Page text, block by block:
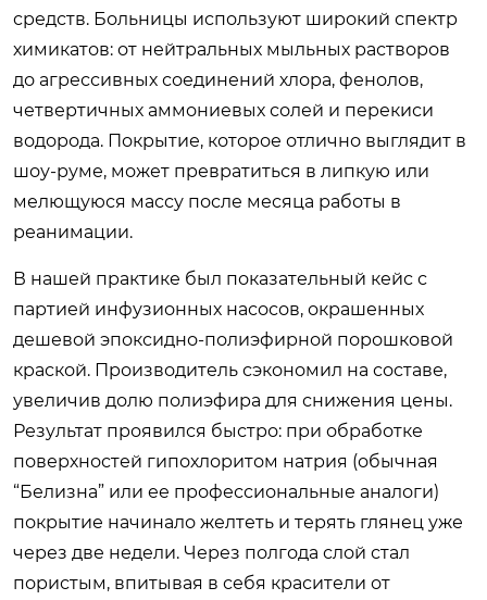
средств. Больницы используют широкий спектр
химикатов: от нейтральных мыльных растворов
до агрессивных соединений хлора, фенолов,
четвертичных аммониевых солей и перекиси
водорода. Покрытие, которое отлично выглядит в
шоу-руме, может превратиться в липкую или
мелющуюся массу после месяца работы в
реанимации.
В нашей практике был показательный кейс с
партией инфузионных насосов, окрашенных
дешевой эпоксидно-полиэфирной порошковой
краской. Производитель сэкономил на составе,
увеличив долю полиэфира для снижения цены.
Результат проявился быстро: при обработке
поверхностей гипохлоритом натрия (обычная
“Белизна” или ее профессиональные аналоги)
покрытие начинало желтеть и терять глянец уже
через две недели. Через полгода слой стал
пористым, впитывая в себя красители от